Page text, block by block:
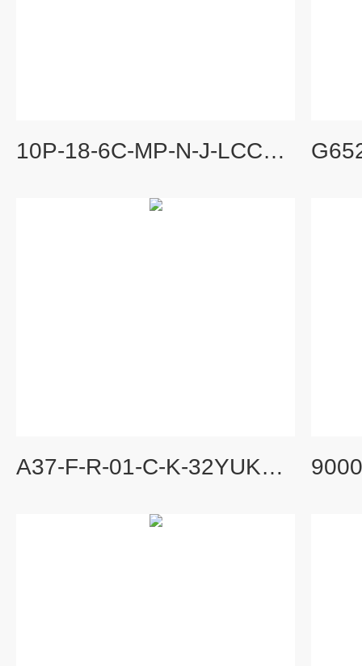
10P-18-6C-MP-N-J-LCC10P系列FESTO费斯托原装阀岛
A37-F-R-01-C-K-32YUKEN变量柱塞泵产品示意图